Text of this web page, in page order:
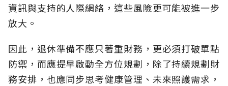
資訊與支持的人際網絡，這些風險更可能被進一步
放大。
因此，退休準備不應只著重財務，更必須打破單點
防禦，而應提早啟動全方位規劃，除了持續規劃財
務安排，也應同步思考健康管理、未來照護需求，